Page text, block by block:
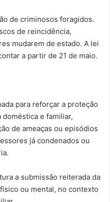
de criminosos foragidos.
de reincidência,
mudarem de estado. A lei
a partir de 21 de maio.
para reforçar a proteção
e familiar,
de ameaças ou episódios
já condenados ou
a submissão reiterada da
ou mental, no contexto